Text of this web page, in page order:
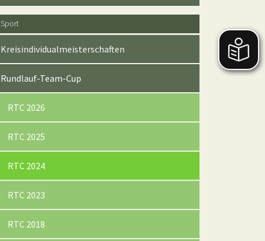
Sport
Kreisindividualmeisterschaften
Rundlauf-Team-Cup
RTC 2026
RTC 2025
RTC 2024(current)
RTC 2023
RTC 2018